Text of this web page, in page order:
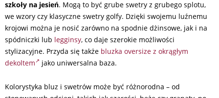
szkoły na jesień. Mogą to być grube swetry z grubego splotu,
we wzory czy klasyczne swetry golfy. Dzięki swojemu luźnemu
krojowi można je nosić zarówno na spodnie dżinsowe, jak i na
spódniczki lub legginsy, co daje szerokie możliwości
stylizacyjne. Przyda się także bluzka oversize z okrągłym
dekoltem
jako uniwersalna baza.
Kolorystyka bluz i swetrów może być różnorodna – od